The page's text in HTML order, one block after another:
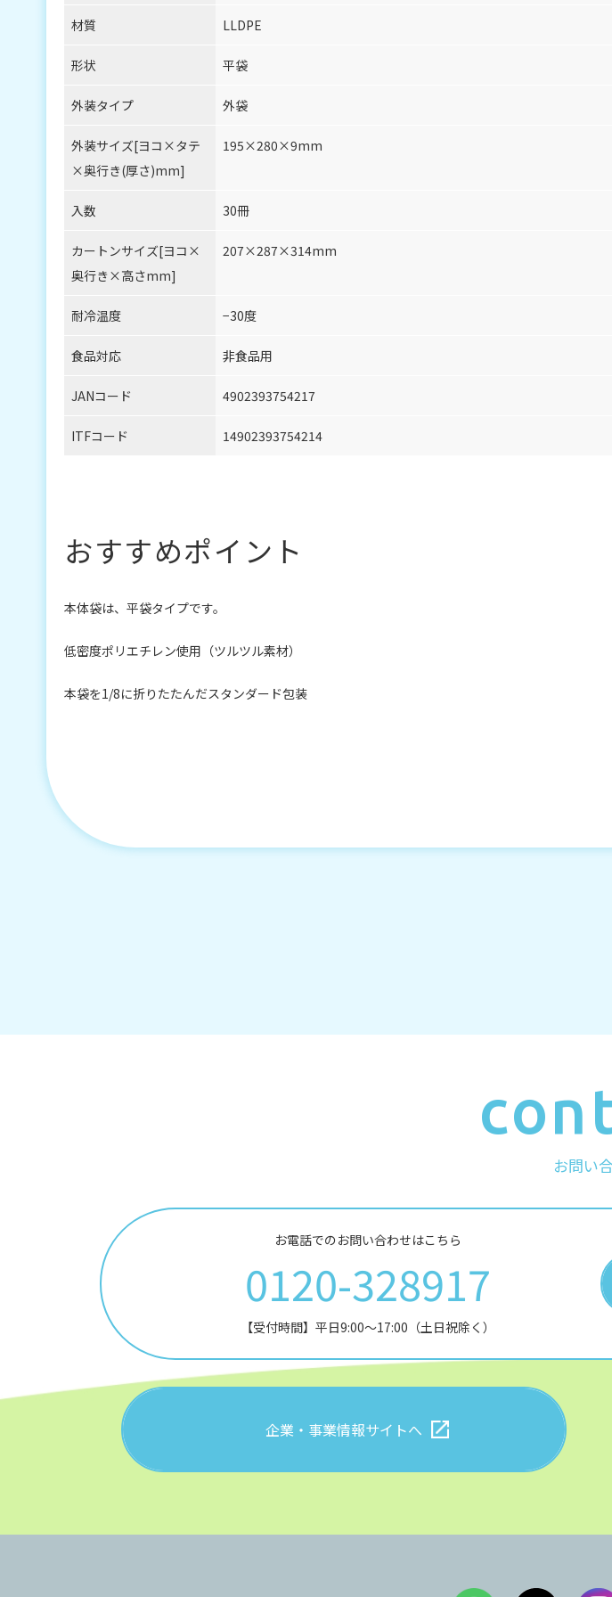
材質 LLDPE
形状 平袋
外装タイプ 外袋
外装サイズ[ヨコ×タテ
×奥行き(厚さ)mm]
195×280×9mm
入数 30冊
カートンサイズ[ヨコ×
奥行き×高さmm]
207×287×314mm
耐冷温度 −30度
食品対応 非食品用
JANコード 4902393754217
ITFコード 14902393754214
おすすめポイント
本体袋は、平袋タイプです。
低密度ポリエチレン使用（ツルツル素材）
本袋を1/8に折りたたんだスタンダード包装
お問い
お電話でのお問い合わせはこちら
0120-328917
【受付時間】平日9:00～17:00（土日祝除く）
企業・事業情報サイトへ